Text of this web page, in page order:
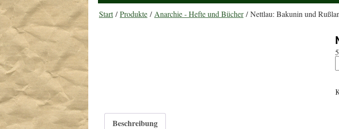
Start/Produkte / Anarchie - Hefte und Bücher/ Nettlau: Bakunin und
Beschreibung